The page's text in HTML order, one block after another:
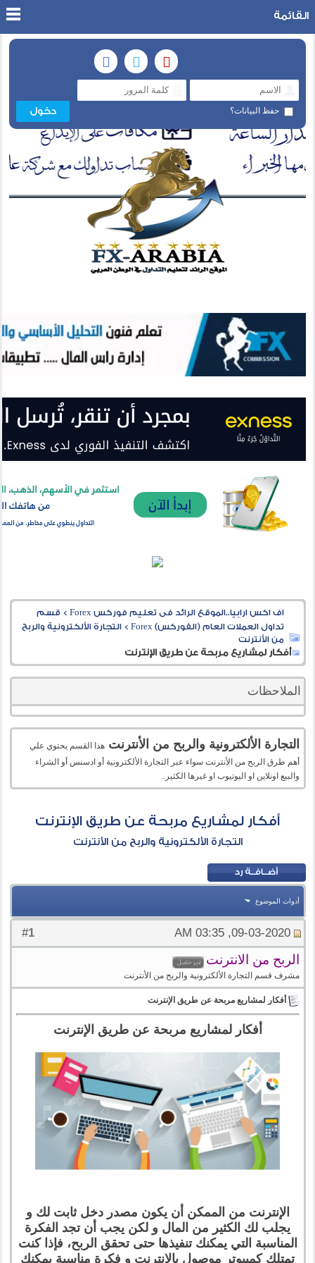
حفظ البيانات؟
القائمة
اف اكس ارابيا..الموقع الرائد فى تعليم فوركس Forex > قسم
تداول العملات العام (الفوركس) Forex
>التجارة الألكترونية والربح
من الأنترنت
أفكار لمشاريع مربحة عن طريق الإنترنت
الملاحظات
التجارة الألكترونية والربح من الأنترنت هذا القسم يحتوي علي
أهم طرق الربح من الأنترنت سواء عبر التجارة الألكترونية أو ادسنس أو الشراء
والبيع اونلاين او اليوتيوب او غيرها الكثير..
أفكار لمشاريع مربحة عن طريق الإنترنت
التجارة الألكترونية والربح من الأنترنت
أدوات الموضوع
#
1 09-03-2020, 03:35 AM
الربح من الانترنت
مشرف قسم التجارة الألكترونية والربح من الأنترنت
أفكار لمشاريع مربحة عن طريق الإنترنت
أفكار لمشاريع مربحة عن طريق الإنترنت
الإنترنت من الممكن أن يكون مصدر دخل ثابت لك و
يجلب لك الكثير من المال و لكن يجب أن تجد الفكرة
المناسبة التي يمكنك تنفيذها حتى تحقق الربح، فإذا كنت
تمتلك كمبيوتر موصول بالإنترنت و فكرة مناسبة يمكنك